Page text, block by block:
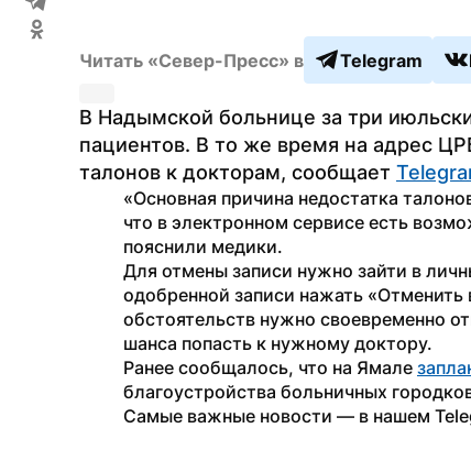
Читать «Север-Пресс» в Telegram
В Надымской больнице за три
пациентов. В то же время на адрес
талонов к докторам, сообщает
«Основная причина недостатка
что в электронном сервисе есть
пояснили медики.
Для отмены записи нужно зайти в
одобренной записи нажать
обстоятельств нужно своевременно
шанса попасть к нужному доктору.
Ранее сообщалось, что на Ямале
благоустройства больничных
Самые важные новости — в нашем